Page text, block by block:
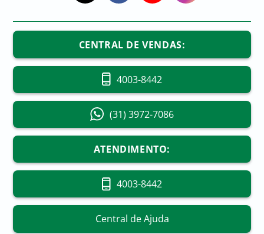
CENTRAL DE VENDAS:
4003-8442
(31) 3972-7086
ATENDIMENTO:
4003-8442
Central de Ajuda